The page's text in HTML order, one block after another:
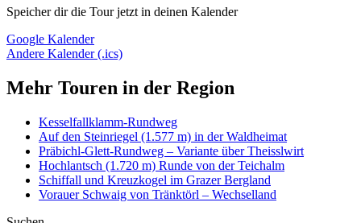
Speicher dir die Tour jetzt in deinen Kalender
Google Kalender
Andere Kalender (.ics)
Mehr Touren in der Region
Kesselfallklamm-Rundweg
Auf den Steinriegel (1.577 m) in der Waldheimat
Präbichl-Glett-Rundweg – Variante über Theisslwirt
Hochlantsch (1.720 m) Runde von der Teichalm
Schiffall und Kreuzkogel im Grazer Bergland
Vorauer Schwaig von Tränktörl – Wechselland